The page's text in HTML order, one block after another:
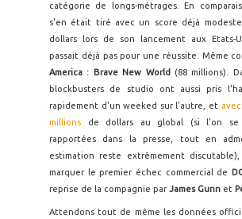
catégorie de longs-métrages. En
s'en était tiré avec un score déjà
dollars lors de son lancement aux
passait déjà pas pour une réussite. Même
America : Brave New World
(88 millions).
blockbusters de studio ont aussi pris
rapidement d'un weeked sur l'autre, et
millions de dollars au global (si l'on se
rapportées dans la presse, tout en
estimation reste extrêmement discutable),
marquer le premier échec commercial de
reprise de la compagnie parJames Gunn et
Attendons tout de même les données